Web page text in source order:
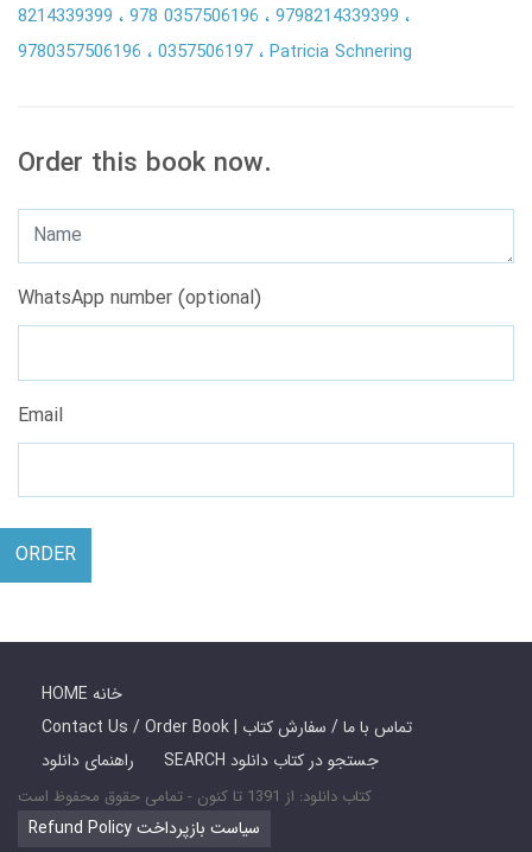
8214339399
978 0357506196
9798214339399
9780357506196
0357506197 Patricia Schnering
Order this book now.
WhatsApp number (optional)
Email
ORDER
HOME خانه
Contact Us / Order Book | تماس با ما / سفارش کتاب
راهنمای دانلود
SEARCH جستجو در کتاب دانلود
کتاب دانلود: از 1391 تا کنون - تمامی حقوق محفوظ است
Refund Policy سیاست بازپرداخت